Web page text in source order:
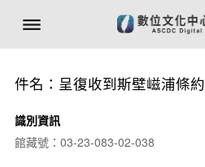
件名：呈復收到斯壁嵫浦條約
識別資訊
館藏號：03-23-083-02-038